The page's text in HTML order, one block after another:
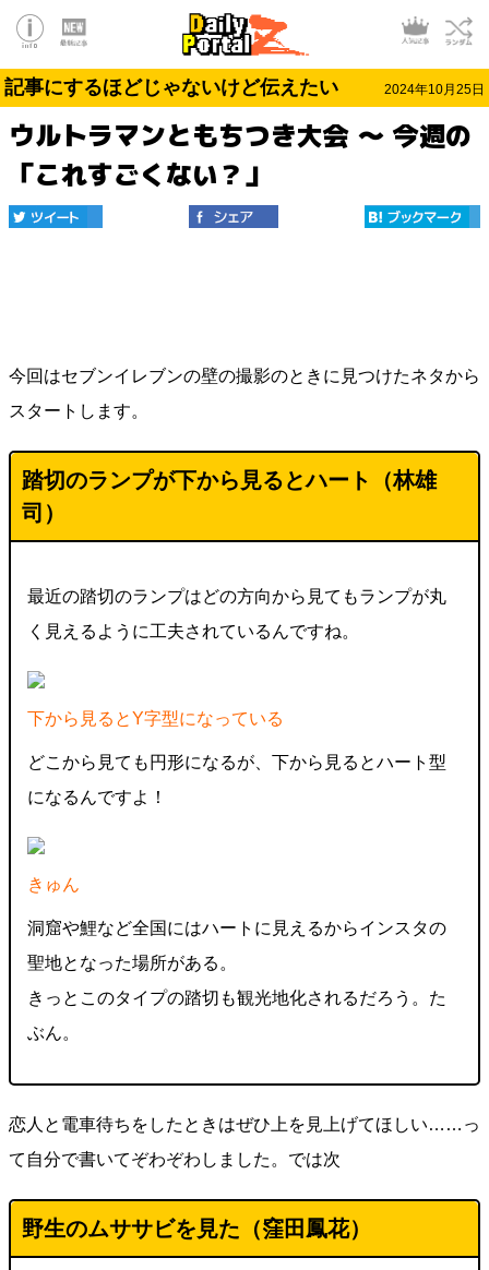
記事にするほどじゃないけど伝えたい 2024年10月25日
ウルトラマンともちつき大会 ～ 今週の
「これすごくない？」
今回はセブンイレブンの壁の撮影のときに見つけたネタから
スタートします。
踏切のランプが下から見るとハート（林雄
司）
最近の踏切のランプはどの方向から見てもランプが丸
く見えるように工夫されているんですね。
下から見るとY字型になっている
どこから見ても円形になるが、下から見るとハート型
になるんですよ！
きゅん
洞窟や鯉など全国にはハートに見えるからインスタの
聖地となった場所がある。
きっとこのタイプの踏切も観光地化されるだろう。た
ぶん。
恋人と電車待ちをしたときはぜひ上を見上げてほしい……っ
て自分で書いてぞわぞわしました。では次
野生のムササビを見た（窪田鳳花）